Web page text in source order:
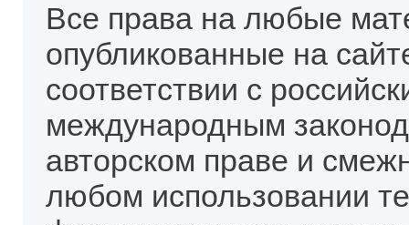
Все права на любые
опубликованные на
соответствии с
международным
авторском праве и
любом использовании